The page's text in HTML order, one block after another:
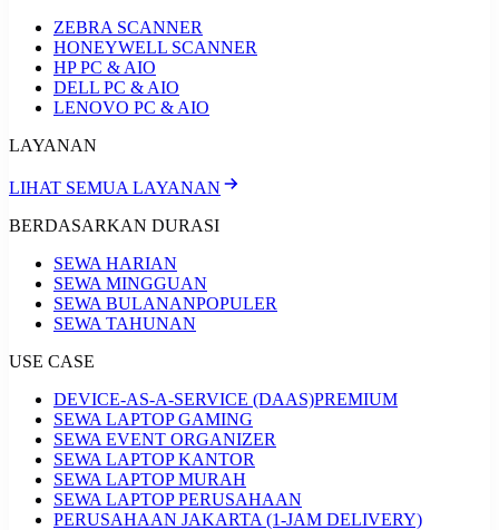
ZEBRA SCANNER
HONEYWELL SCANNER
HP PC & AIO
DELL PC & AIO
LENOVO PC & AIO
LAYANAN
LIHAT SEMUA LAYANAN
BERDASARKAN DURASI
SEWA HARIAN
SEWA MINGGUAN
SEWA BULANANPOPULER
SEWA TAHUNAN
USE CASE
DEVICE-AS-A-SERVICE (DAAS)PREMIUM
SEWA LAPTOP GAMING
SEWA EVENT ORGANIZER
SEWA LAPTOP KANTOR
SEWA LAPTOP MURAH
SEWA LAPTOP PERUSAHAAN
PERUSAHAAN JAKARTA (1-JAM DELIVERY)